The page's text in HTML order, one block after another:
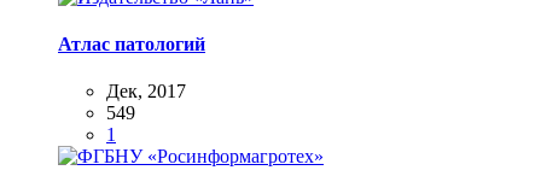
Атлас патологий
Дек, 2017
549
1